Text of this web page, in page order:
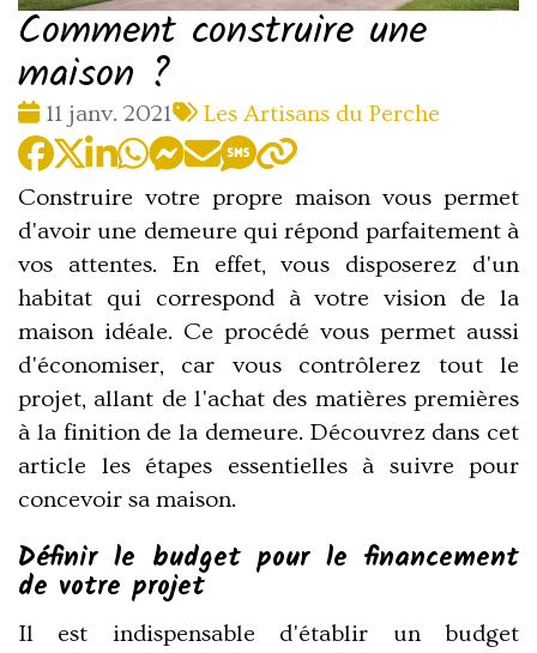
Comment construire une
maison ?
Date
:
11 janv. 2021
Tags
:
Les Artisans du Perche
Construire votre propre maison vous permet
d'avoir une demeure qui répond parfaitement à
vos attentes. En effet, vous disposerez d'un
habitat qui correspond à votre vision de la
maison idéale. Ce procédé vous permet aussi
d'économiser, car vous contrôlerez tout le
projet, allant de l'achat des matières premières
à la finition de la demeure. Découvrez dans cet
article les étapes essentielles à suivre pour
concevoir sa maison.
Définir le budget pour le financement
de votre projet
Il est indispensable d'établir un budget